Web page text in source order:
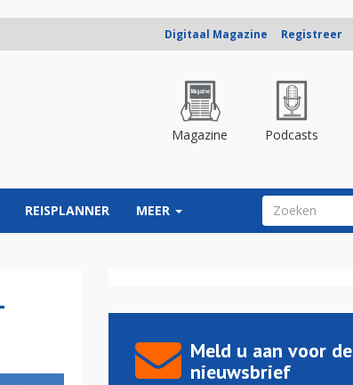
Digitaal Magazine Registreer
Magazine Podcasts
REISPLANNER MEER ZOEKVELD
Meld u aan voor de
nieuwsbrief